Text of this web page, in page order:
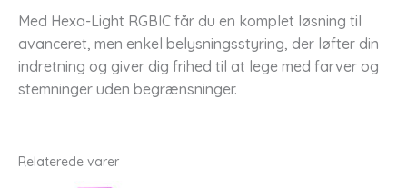
Med Hexa-Light RGBIC får du en komplet løsning til
avanceret, men enkel belysningsstyring, der løfter din
indretning og giver dig frihed til at lege med farver og
stemninger uden begrænsninger.
Relaterede varer